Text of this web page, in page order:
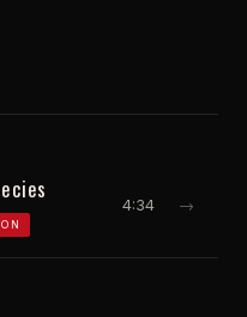
4:34 →